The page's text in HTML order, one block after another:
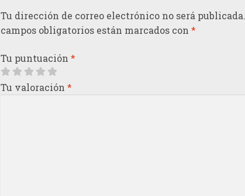
Tu dirección de correo electrónico no será publicada.
campos obligatorios están marcados con*
Tu puntuación*
Tu valoración*